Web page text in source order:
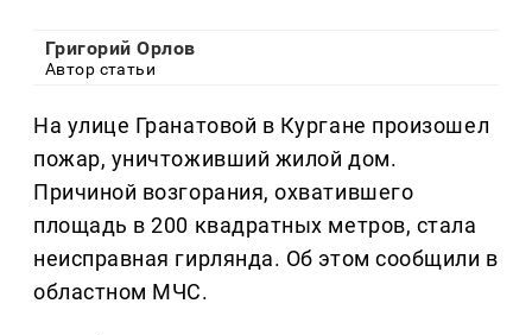
Григорий Орлов
Автор статьи
На улице Гранатовой в Кургане произошел
пожар, уничтоживший жилой дом.
Причиной возгорания, охватившего
площадь в 200 квадратных метров, стала
неисправная гирлянда. Об этом сообщили в
областном МЧС.